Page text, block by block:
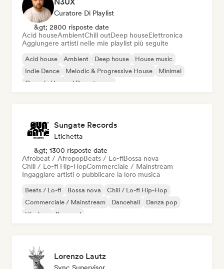
Curatore Di Playlist
&gt; 2800 risposte date
Acid houseAmbientChill outDeep houseElettronica
Aggiungere artisti nelle mie playlist più seguite
Acid house Ambient Deep house
House music
Indie Dance
Melodic & Progressive House
Minimal
Organic House / Downtempo
Sungate Records
Etichetta
&gt; 1300 risposte date
Afrobeat / AfropopBeats / Lo-fiBossa nova
Chill / Lo-fi Hip-HopCommerciale / Mainstream
Ingaggiare artisti o pubblicare la loro musica
Beats / Lo-fi Bossa nova
Chill / Lo-fi Hip-Hop
Commerciale / Mainstream
Dancehall
Danza pop
Hip-hop
Pop soul
Lorenzo Lautz